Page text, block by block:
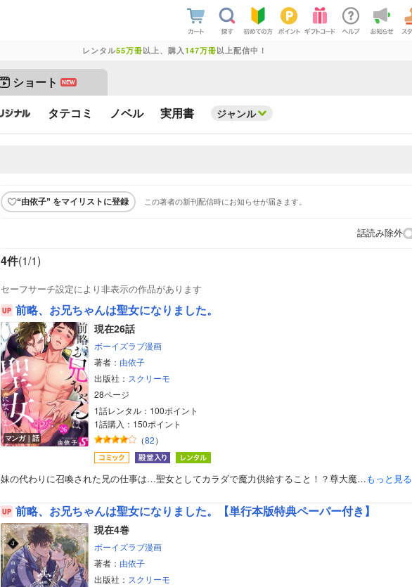
レンタル55万冊以上、購入 147万冊以上配信中！
ショート NEW
タテコミ ノベル 実用書 ジャンル
“由依子” をマイリストに登録 この著者の新刊配信時にお知らせが届きます。
話読み除外
4件(1/1)
セーフサーチ設定により非表示の作品があります
前略、お兄ちゃんは聖女になりました。
マンガ｜話
現在26話
ボーイズラブ漫画
著者： 由依子
出版社： スクリーモ
28ページ
1話レンタル：100ポイント
1話購入：150ポイント
（82）
妹の代わりに召喚された兄の仕事は…聖女としてカラダで魔力供給すること！？尊大魔…もっと見る
前略、お兄ちゃんは聖女になりました。【単行本版特典ペーパー付き】
現在4巻
ボーイズラブ漫画
著者： 由依子
出版社： スクリーモ